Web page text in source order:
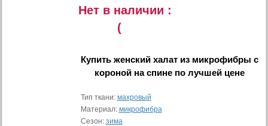
Нет в наличии :
(
Купитьженский халат из микрофибры с
короной на спине по лучшей цене
Тип ткани: махровый
Материал: микрофибра
Сезон: зима